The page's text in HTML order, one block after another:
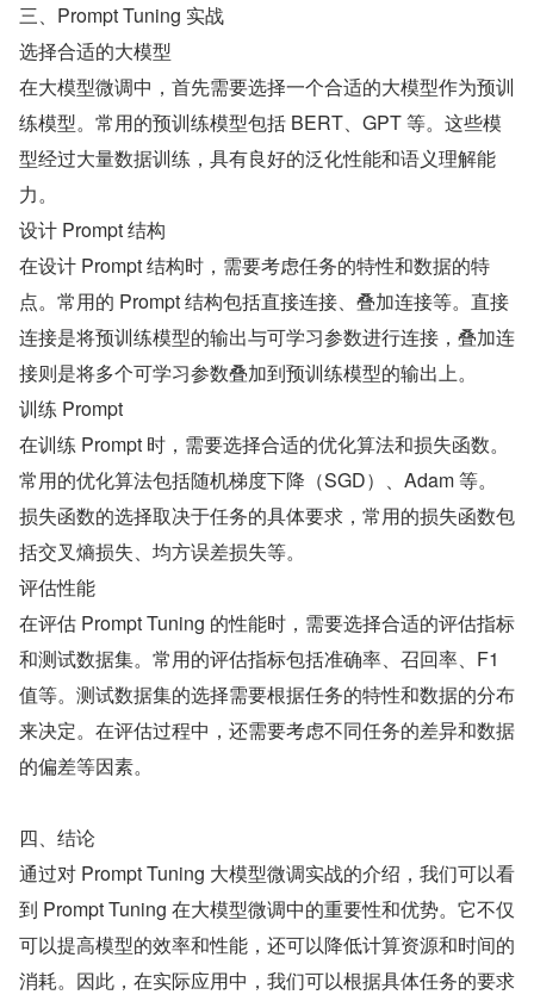
三、Prompt Tuning 实战
选择合适的大模型
在大模型微调中，首先需要选择一个合适的大模型作为预训
练模型。常用的预训练模型包括 BERT、GPT 等。这些模
型经过大量数据训练，具有良好的泛化性能和语义理解能
力。
设计 Prompt 结构
在设计 Prompt 结构时，需要考虑任务的特性和数据的特
点。常用的 Prompt 结构包括直接连接、叠加连接等。直接
连接是将预训练模型的输出与可学习参数进行连接，叠加连
接则是将多个可学习参数叠加到预训练模型的输出上。
训练 Prompt
在训练 Prompt 时，需要选择合适的优化算法和损失函数。
常用的优化算法包括随机梯度下降（SGD）、Adam 等。
损失函数的选择取决于任务的具体要求，常用的损失函数包
括交叉熵损失、均方误差损失等。
评估性能
在评估 Prompt Tuning 的性能时，需要选择合适的评估指标
和测试数据集。常用的评估指标包括准确率、召回率、F1
值等。测试数据集的选择需要根据任务的特性和数据的分布
来决定。在评估过程中，还需要考虑不同任务的差异和数据
的偏差等因素。
四、结论
通过对 Prompt Tuning 大模型微调实战的介绍，我们可以看
到 Prompt Tuning 在大模型微调中的重要性和优势。它不仅
可以提高模型的效率和性能，还可以降低计算资源和时间的
消耗。因此，在实际应用中，我们可以根据具体任务的要求